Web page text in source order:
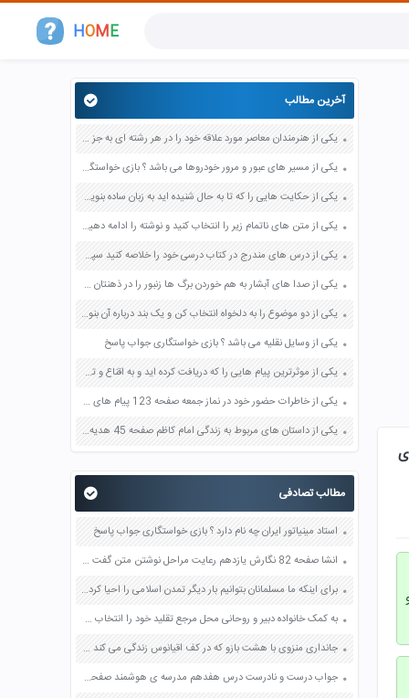
HOME
فناوری
آخرین مطالب
یکی از هنرمندان معاصر مورد علاقه خود را در هر رشته ای به جز عکاسی صفحه 69 فرهنگ و هنر نهم
یکی از مسیر های عبور و مرور خودروها می باشد ؟ بازی خواستگاری جواب پاسخ
یکی از حکایت هایی را که تا به حال شنیده اید به زبان ساده بنویسید صفحه 97 نگارش ششم دبستان
یکی از متن های ناتمام زیر را انتخاب کنید و نوشته را ادامه دهید صفحه 73 و 74 کتاب نگارش فارسی پنجم دبستان
یکی از درس های مندرج در کتاب درسی خود را خلاصه کنید سپس متن خلاصه شده را با بهره گیری از روش های دسته بندی نمودار جدول نقشه مفهومی نشان دهید صفحه 118 نگارش یازدهم
یکی از صدا های آبشار به هم خوردن برگ ها زنبور را در ذهنتان مجسم کنید و درباره آن یک بند بنویسید صفحه 11 نگارش پنجم
یکی از دو موضوع را به دلخواه انتخاب کن و یک بند درباره آن بنویس صفحه 35 کتاب نگارش فارسی سوم
یکی از وسایل نقلیه می باشد ؟ بازی خواستگاری جواب پاسخ
یکی از موثرترین پیام هایی را که دریافت کرده اید و به اقناع و تغییری جدی در شما منجر شده است برسی کنید و علت این تاثیر گذاری قابل توجه را بنویسید صفحه 52 تفکر و سواد رسانه ای دهم
یکی از خاطرات حضور خود در نماز جمعه صفحه 123 پیام های آسمان هفتم
یکی از داستان های مربوط به زندگی امام کاظم صفحه 45 هدیه های آسمان چهارم
مطالب تصادفی
استاد مینیاتور ایران چه نام دارد ؟ بازی خواستگاری جواب پاسخ
انشا صفحه 82 نگارش یازدهم رعایت مراحل نوشتن متن گفت و گو
برای اینکه ما مسلمانان بتوانیم بار دیگر تمدن اسلامی را احیا کرده و به جایگاه مناسب خود در جهان برسانیم چه اقداماتی باید انجام دهیم صفحه 124 دین و زندگی دوازدهم
به کمک خانواده دبیر و روحانی محل مرجع تقلید خود را انتخاب کنید صفحه 96 پیام های آسمان هفتم
جانداری منزوی با هشت بازو که در کف اقیانوس زندگی می کند ؟ بازی خواستگاری جواب پاسخ
جواب درست و نادرست درس هفدهم مدرسه ی هوشمند صفحه 133 فارسی چهارم